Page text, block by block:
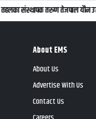
तहलका संस्थापक तरुण तेजपाल यौन
About EMS
About Us
Advertise With Us
Contact Us